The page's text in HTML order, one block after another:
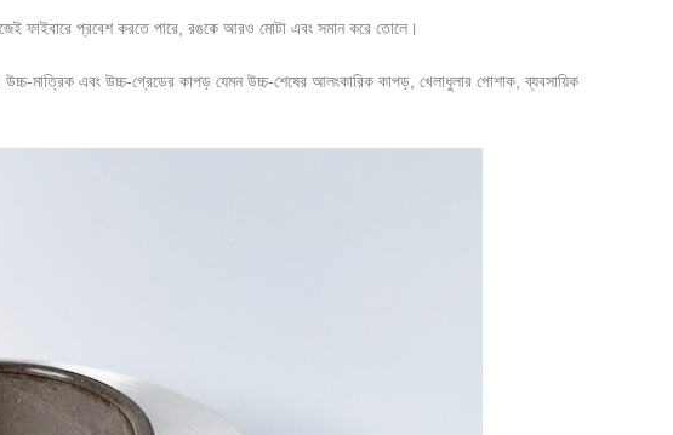
ফাইবারে প্রবেশ করতে পারে, রঙকে আরও মোটা এবং সমান করে তোলে।
উচ্চ-মাত্রিক এবং উচ্চ-গ্রেডের কাপড় যেমন উচ্চ-শেষের আলংকারিক কাপড়, খেলাধুলার পোশাক, ব্যবসায়িক